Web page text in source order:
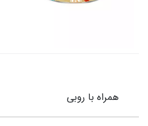
همراه با روبی